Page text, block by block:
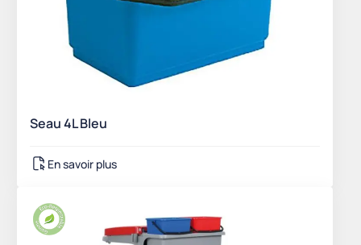
Seau 4L Bleu
En savoir plus